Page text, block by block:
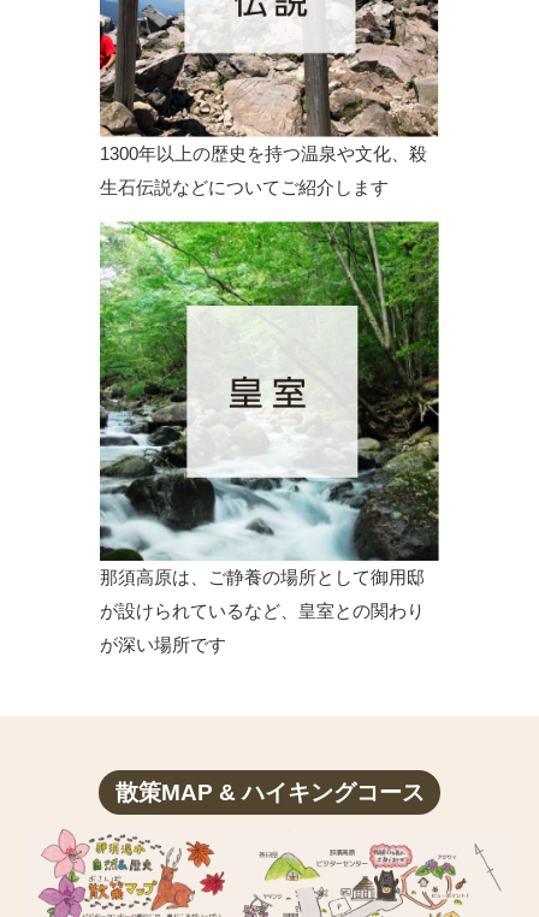
1300年以上の歴史を持つ温泉や文化、殺
生石伝説などについてご紹介します
那須高原は、ご静養の場所として御用邸
が設けられているなど、皇室との関わり
が深い場所です
散策MAP & ハイキングコース